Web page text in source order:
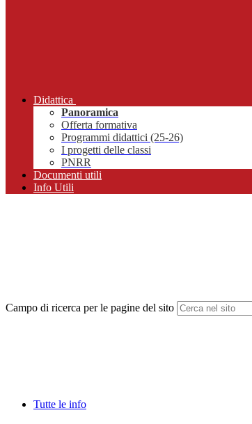
Didattica
Panoramica
Offerta formativa
Programmi didattici (25-26)
I progetti delle classi
PNRR
Documenti utili
Info Utili
Campo di ricerca per le pagine del sito
Tutte le info